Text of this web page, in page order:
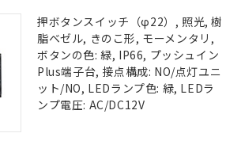
押ボタンスイッチ（φ22）, 照光, 樹
脂ベゼル, きのこ形, モーメンタリ,
ボタンの色: 緑, IP66, プッシュイン
Plus端子台, 接点構成: NO/点灯ユニ
ット/NO, LEDランプ色: 緑, LEDラ
ンプ電圧: AC/DC12V